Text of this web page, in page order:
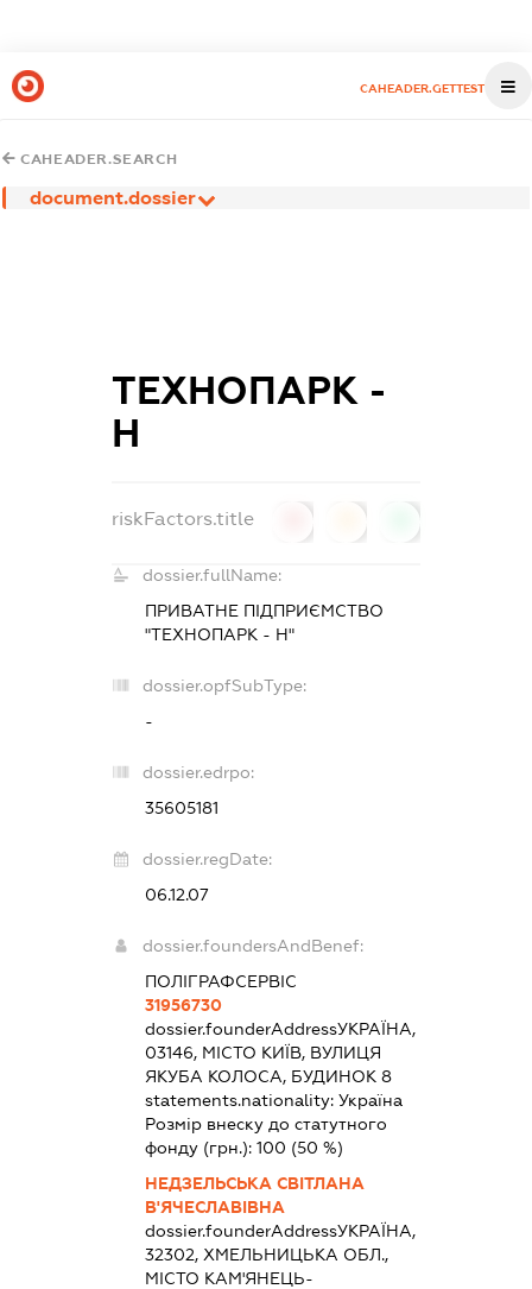
CAHEADER.GETTEST
CAHEADER.SEARCH
document.dossier
ТЕХНОПАРК -
Н
riskFactors.title
dossier.fullName:
ПРИВАТНЕ ПІДПРИЄМСТВО
"ТЕХНОПАРК - Н"
dossier.opfSubType:
-
dossier.edrpo:
35605181
dossier.regDate:
06.12.07
dossier.foundersAndBenef:
ПОЛІГРАФСЕРВІС
31956730
dossier.founderAddressУКРАЇНА,
03146, МІСТО КИЇВ, ВУЛИЦЯ
ЯКУБА КОЛОСА, БУДИНОК 8
statements.nationality: Україна
Розмір внеску до статутного
фонду (грн.): 100 (50 %)
НЕДЗЕЛЬСЬКА СВІТЛАНА
В'ЯЧЕСЛАВІВНА
dossier.founderAddressУКРАЇНА,
32302, ХМЕЛЬНИЦЬКА ОБЛ.,
МІСТО КАМ'ЯНЕЦЬ-